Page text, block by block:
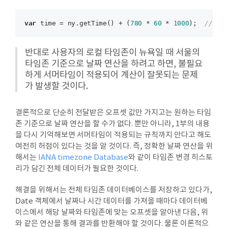
var time = ny.getTime() + ( 780 * 60 * 1000 ); //
반대로 사용자의 로컬 타임존이 뉴욕일 때 서울의
타임존 기준으로 날짜 연산을 하려고 하면, 불필요
하게 서머타임이 적용되어 계산이 잘못되는 문제
가 발생할 것이다.
결론적으로 단순히 전달받은 오프셋 값만 가지고는 원하는 타임
존 기준으로 날짜 연산을 할 수가 없다. 뿐만 아니라, 1부의 내용
을 다시 기억해보면 서머타임이 적용되는 규칙까지 안다고 해도
여전히 허점이 있다는 것을 알 것이다. 즉, 정확한 날짜 연산을 위
해서는 IANA timezone Database와 같이 타임존 변경 히스토
리가 담긴 전체 데이터가 필요한 것이다.
해결을 위해서는 전체 타임존 데이터베이스를 저장하고 있다가,
Date 객체에서 날짜나 시간 데이터를 가져올 때마다 데이터베
이스에서 해당 날짜와 타임존에 맞는 오프셋을 알아낸 다음, 위
와 같은 연산을 통해 결과를 반환해야 할 것이다. 물론 이론적으